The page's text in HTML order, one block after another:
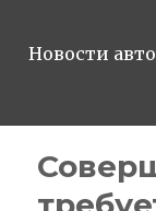
Новости